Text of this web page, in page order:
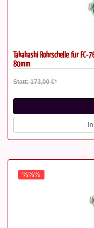
Takahashi Rohrschelle für FC-
80mm
Statt: 173,00 €*
%%%